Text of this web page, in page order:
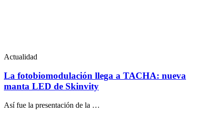
Actualidad
La fotobiomodulación llega a TACHA: nueva
manta LED de Skinvity
Así fue la presentación de la …